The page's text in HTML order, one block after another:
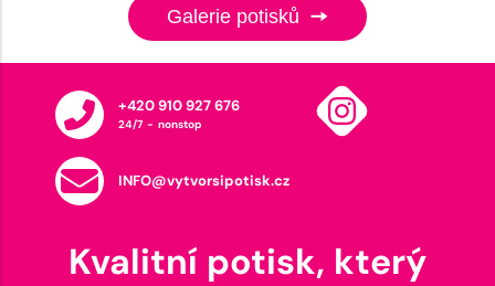
Galerie potisků
+420 910 927 676
24/7 - nonstop
INFO@vytvorsipotisk.cz
Kvalitní potisk, který